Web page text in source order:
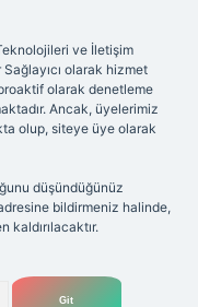
ve İletişim
olarak hizmet
olarak denetleme
Ancak, üyelerimiz
olup, siteye üye olarak
düşündüğünüz
bildirmeniz halinde,